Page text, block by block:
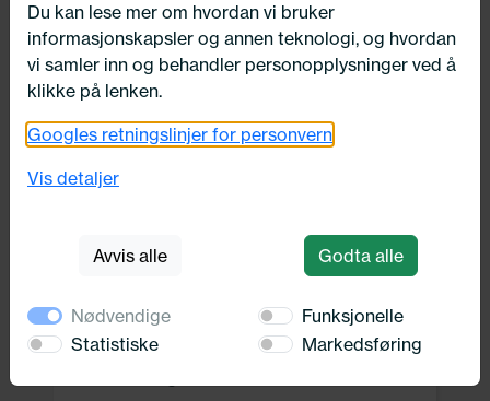
Drivverk
Motor, Drivstoff og Eksos
Multifunksjonsrelé
Spenningstransformator
Du kan lese mer om hvordan vi bruker
informasjonskapsler og annen teknologi, og hvordan
vi samler inn og behandler personopplysninger ved å
klikke på lenken.
Googles retningslinjer for personvern
Vis detaljer
Avvis alle Godta alle
Nødvendige
Funksjonelle
Statistiske
Markedsføring